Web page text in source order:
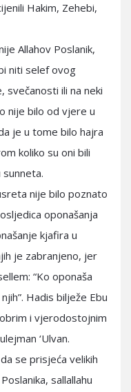
Hakim, Zehebi,
Allahov Poslanik,
niti selef ovog
svečanosti ili na neki
nije bilo od vjere u
je u tome bilo hajra
koliko su oni bili
nije bilo poznato
oponašanja
kjafira u
je zabranjeno, jer
“Ko oponaša
Hadis bilježe Ebu
i vjerodostojnim
‘Ulvan.
se prisjeća velikih
sallallahu